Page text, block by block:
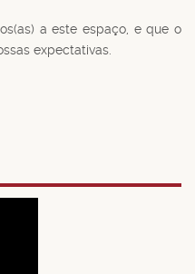
a este espaço, e que o
expectativas.